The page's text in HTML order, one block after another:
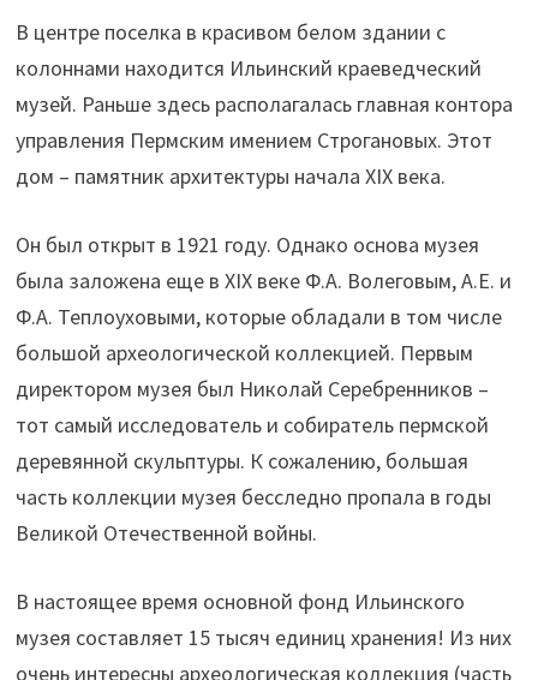
В центре поселка в красивом белом здании с
колоннами находится Ильинский краеведческий
музей. Раньше здесь располагалась главная контора
управления Пермским имением Строгановых. Этот
дом – памятник архитектуры начала XIX века.
Он был открыт в 1921 году. Однако основа музея
была заложена еще в XIX веке Ф.А. Волеговым, А.Е. и
Ф.А. Теплоуховыми, которые обладали в том числе
большой археологической коллекцией. Первым
директором музея был Николай Серебренников –
тот самый исследователь и собиратель пермской
деревянной скульптуры. К сожалению, большая
часть коллекции музея бесследно пропала в годы
Великой Отечественной войны.
В настоящее время основной фонд Ильинского
музея составляет 15 тысяч единиц хранения! Из них
очень интересны археологическая коллекция (часть